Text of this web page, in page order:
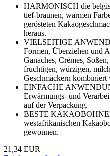
HARMONISCH die
tief-braunen, warmen
gerösteten
heraus.
VIELSEITIGE
Formen, Überziehen und
Ganaches, Crémes,
fruchtigen, würzigen,
Geschmäckern kombiniert
EINFACHE
Erwärmungs- und
auf der Verpackung.
BESTE
westafrikanischen
gewonnen.
21,34 EUR